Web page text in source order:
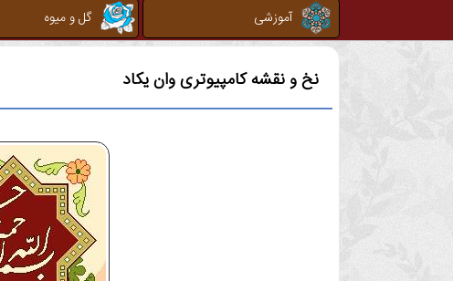
آموزشی
گل و میوه
نخ و نقشه کامپیوتریوان یکاد